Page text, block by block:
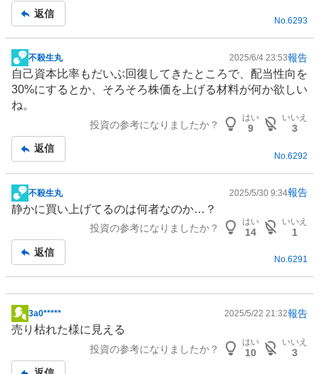
返信
No.6293
掲
示
板
記
不殺生丸 2025/6/4 23:53報告
自己資本比率もだいぶ回復してきたところで、配当性向を
30%にするとか、そろそろ株価を上げる材料が何か欲しい
ね。
投資の参考になりましたか？
はい
9
いいえ
3
返信
No.6292
掲
示
事
不殺生丸 2025/5/30 9:34報告
静かに買い上げてるのは何者なのか…？
投資の参考になりましたか？
はい
14
いいえ
1
返信
No.6291
掲
示
3a0***** 2025/5/22 21:32報告
売り枯れた様に見える
投資の参考になりましたか？
はい
10
いいえ
3